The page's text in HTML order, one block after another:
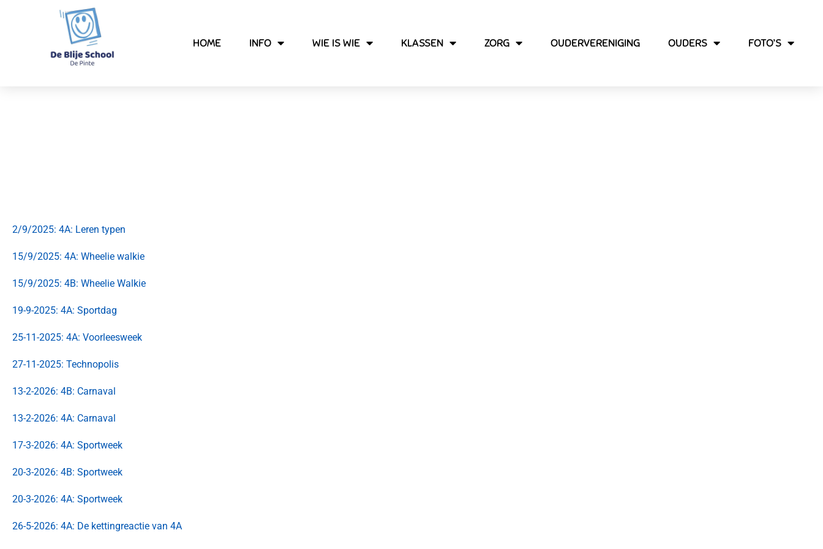
HOME INFO WIE IS WIE KLASSEN ZORG OUDERVERENIGING OUDERS FOTO’S
2/9/2025: 4A: Leren typen
15/9/2025: 4A: Wheelie walkie
15/9/2025: 4B: Wheelie Walkie
19-9-2025: 4A: Sportdag
25-11-2025: 4A: Voorleesweek
27-11-2025: Technopolis
13-2-2026: 4B: Carnaval
13-2-2026: 4A: Carnaval
17-3-2026: 4A: Sportweek
20-3-2026: 4B: Sportweek
20-3-2026: 4A: Sportweek
26-5-2026: 4A: De kettingreactie van 4A